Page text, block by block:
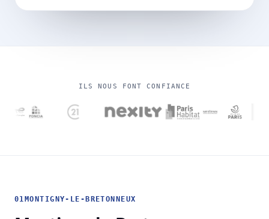
ILS NOUS FONT CONFIANCE
01 MONTIGNY-LE-BRETONNEUX